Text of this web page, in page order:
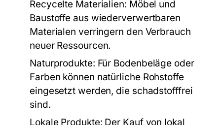
Recycelte Materialien: Möbel und
Baustoffe aus wiederverwertbaren
Materialen verringern den Verbrauch
neuer Ressourcen.
Naturprodukte: Für Bodenbeläge oder
Farben können natürliche Rohstoffe
eingesetzt werden, die schadstofffrei
sind.
Lokale Produkte: Der Kauf von lokal